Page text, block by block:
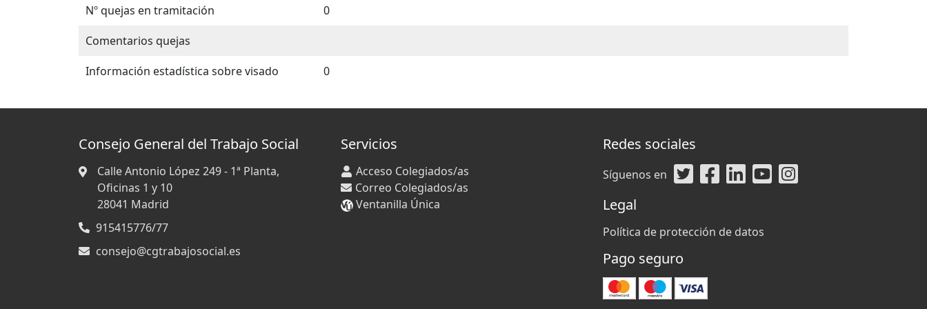
Nº quejas en tramitación
0
Comentarios quejas
Información estadística sobre visado
0
Consejo General del Trabajo Social
Calle Antonio López 249 - 1ª Planta,
Oficinas 1 y 10
28041 Madrid
915415776/77
consejo@cgtrabajosocial.es
Servicios
Acceso Colegiados/as
Correo Colegiados/as
Ventanilla Única
Redes sociales
Síguenos en
Legal
Política de protección de datos
Pago seguro